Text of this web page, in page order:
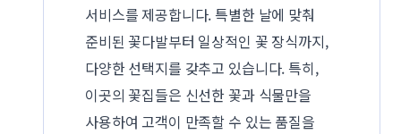
서비스를 제공합니다. 특별한 날에 맞춰
준비된 꽃다발부터 일상적인 꽃 장식까지,
다양한 선택지를 갖추고 있습니다. 특히,
이곳의 꽃집들은 신선한 꽃과 식물만을
사용하여 고객이 만족할 수 있는 품질을